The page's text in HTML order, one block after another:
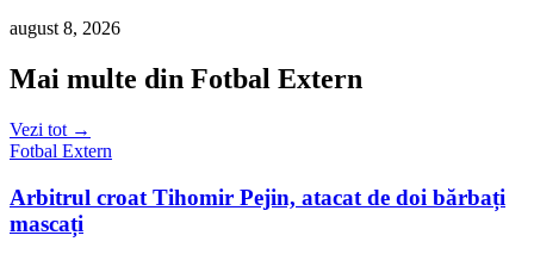
august 8, 2026
Mai multe din Fotbal Extern
Vezi tot →
Fotbal Extern
Arbitrul croat Tihomir Pejin, atacat de doi bărbați
mascați